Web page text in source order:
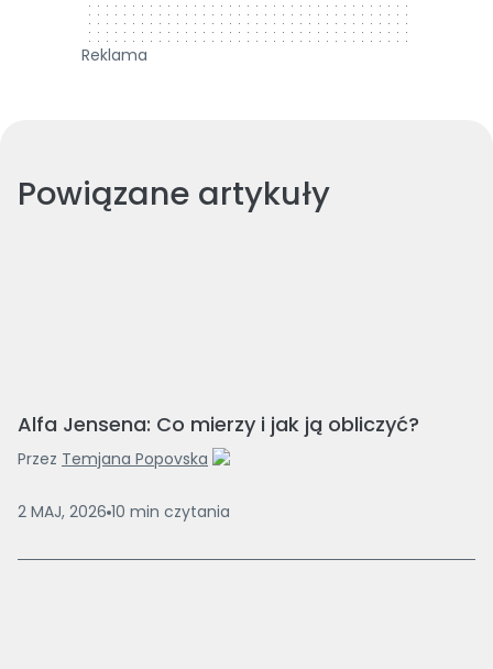
Reklama
Powiązane artykuły
Alfa Jensena: Co mierzy i jak ją obliczyć?
Przez Temjana Popovska
2 MAJ, 2026 10 min czytania